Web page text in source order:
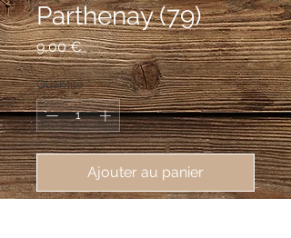
Parthenay (79)
9,00 €Prix
Quantité *
Ajouter au panier